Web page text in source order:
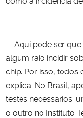
— Aqui pode ser
algum raio incidir
chip. Por isso, todos
explica. No Brasil,
testes necessários:
o outro no Instituto